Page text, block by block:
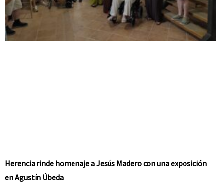
Herencia rinde homenaje a Jesús Madero con una exposición
en Agustín Úbeda